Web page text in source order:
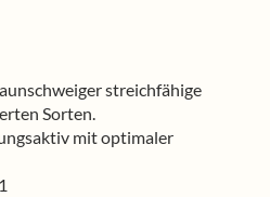
streichfähige
Sorten.
mit optimaler